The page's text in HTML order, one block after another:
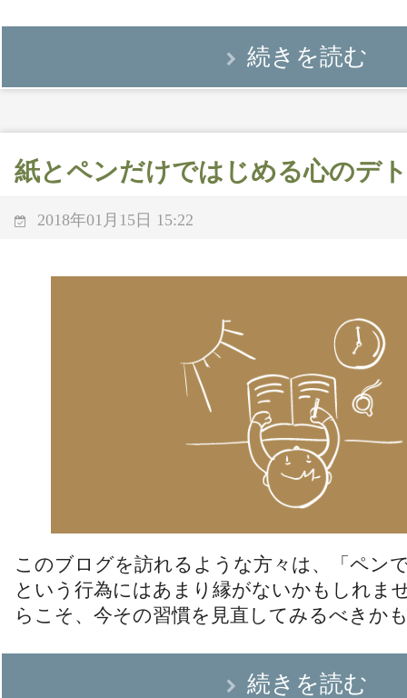
続きを読む
紙とペンだけではじめる心のデ
2018年01月15日 15:22
このブログを訪れるような方々は、「ペン
という行為にはあまり縁がないかもしれま
らこそ、今その習慣を見直してみるべきか
続きを読む